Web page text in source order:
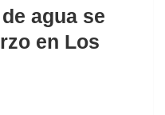
agua se
en Los